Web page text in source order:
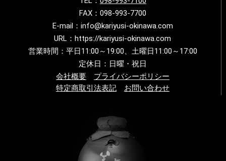
FAX：098-993-7700
E-mail：info@kariyusi-okinawa.com
URL：https://kariyusi-okinawa.com
営業時間：平日11:00～19:00、土曜日11:00～17:00
定休日：日曜・祝日
会社概要
プライバシーポリシー
特定商取引法表記
お問い合わせ